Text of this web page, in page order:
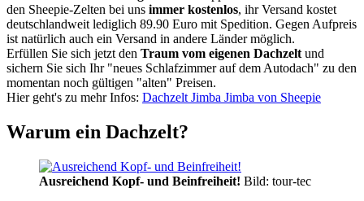
den Sheepie-Zelten bei uns immer kostenlos, ihr Versand kostet
deutschlandweit lediglich 89.90 Euro mit Spedition. Gegen Aufpreis
ist natürlich auch ein Versand in andere Länder möglich.
Erfüllen Sie sich jetzt den Traum vom eigenen Dachzelt und
sichern Sie sich Ihr "neues Schlafzimmer auf dem Autodach" zu den
momentan noch gültigen "alten" Preisen.
Hier geht's zu mehr Infos: Dachzelt Jimba Jimba von Sheepie
Warum ein Dachzelt?
Ausreichend Kopf- und Beinfreiheit! Bild: tour-tec